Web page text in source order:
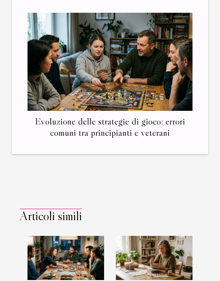
Evoluzione delle strategie di gioco: errori
comuni tra principianti e veterani
Articoli simili